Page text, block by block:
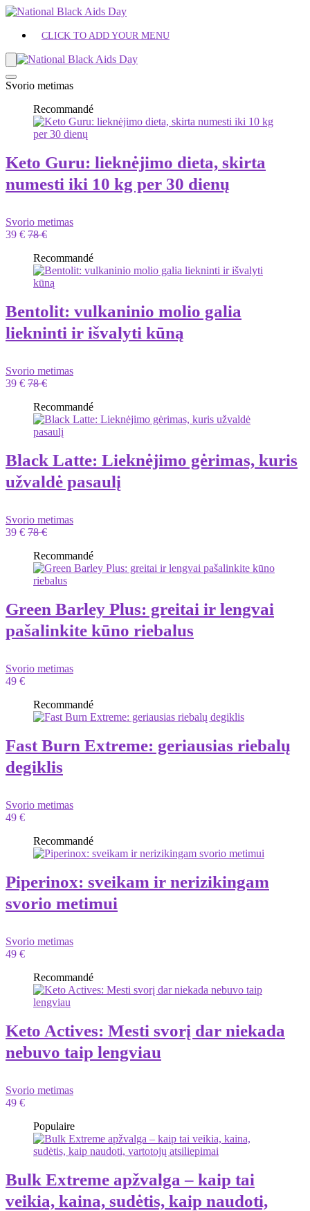
CLICK TO ADD YOUR MENU
Svorio metimas
Recommandé
Keto Guru: lieknėjimo dieta, skirta
numesti iki 10 kg per 30 dienų
Svorio metimas
39 € 78 €
Recommandé
Bentolit: vulkaninio molio galia
liekninti ir išvalyti kūną
Svorio metimas
39 € 78 €
Recommandé
Black Latte: Lieknėjimo gėrimas, kuris
užvaldė pasaulį
Svorio metimas
39 € 78 €
Recommandé
Green Barley Plus: greitai ir lengvai
pašalinkite kūno riebalus
Svorio metimas
49 €
Recommandé
Fast Burn Extreme: geriausias riebalų
degiklis
Svorio metimas
49 €
Recommandé
Piperinox: sveikam ir nerizikingam
svorio metimui
Svorio metimas
49 €
Recommandé
Keto Actives: Mesti svorį dar niekada
nebuvo taip lengviau
Svorio metimas
49 €
Populaire
Bulk Extreme apžvalga – kaip tai
veikia, kaina, sudėtis, kaip naudoti,